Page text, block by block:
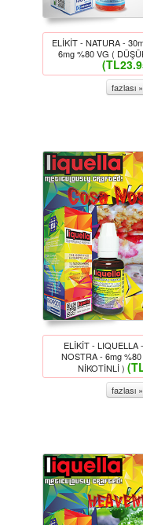
ELİKİT - NATURA -
6mg %80 VG (
fazlası »
ELİKİT - LIQUELLA
NOSTRA - 6mg
NİKOTİNLİ )
fazlası »